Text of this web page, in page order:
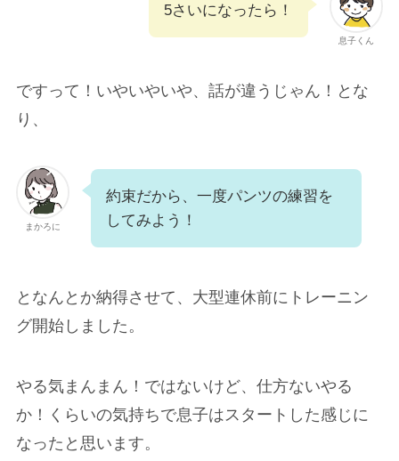
息子くん
5さいになったら！
ですって！いやいやいや、話が違うじゃん！とな
り、
まかろに
約束だから、一度パンツの練習を
してみよう！
となんとか納得させて、大型連休前にトレーニン
グ開始しました。
やる気まんまん！ではないけど、仕方ないやる
か！くらいの気持ちで息子はスタートした感じに
なったと思います。